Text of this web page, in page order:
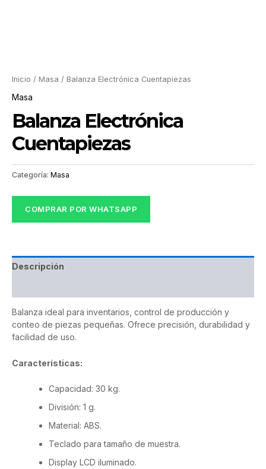
Inicio / Masa / Balanza Electrónica Cuentapiezas
Masa
Balanza Electrónica
Cuentapiezas
Categoría: Masa
COMPRAR POR WHATSAPP
Descripción
Balanza ideal para inventarios, control de producción y
conteo de piezas pequeñas. Ofrece precisión, durabilidad y
facilidad de uso.
Características:
Capacidad: 30 kg.
División: 1 g.
Material: ABS.
Teclado para tamaño de muestra.
Display LCD iluminado.